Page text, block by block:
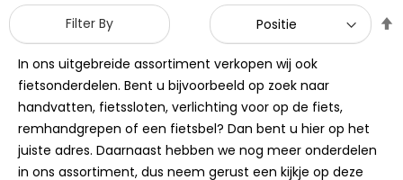
Filter By
In ons uitgebreide assortiment verkopen wij ook
fietsonderdelen. Bent u bijvoorbeeld op zoek naar
handvatten, fietssloten, verlichting voor op de fiets,
remhandgrepen of een fietsbel? Dan bent u hier op het
juiste adres. Daarnaast hebben we nog meer onderdelen
in ons assortiment, dus neem gerust een kijkje op deze